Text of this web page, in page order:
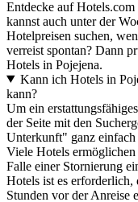
Entdecke auf
kannst auch unter der
Hotelpreisen suchen,
verreist spontan? Dann
Hotels in Pojejena.
Kann ich Hotels in
kann?
Um ein
der Seite mit den
Unterkunft" ganz
Viele Hotels
Falle einer Stornierung
Hotels ist es erforderlich,
Stunden vor der Anreise